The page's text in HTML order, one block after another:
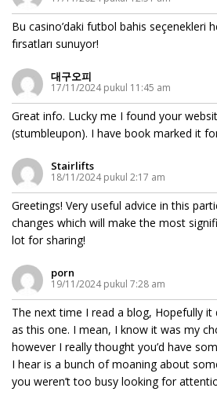
Bu casino’daki futbol bahis seçenekleri
fırsatları sunuyor!
대구오피
17/11/2024 pukul 11:45 am
Great info. Lucky me I found your
(stumbleupon). I have book marked it
Stairlifts
18/11/2024 pukul 2:17 am
Greetings! Very useful advice in this
changes which will make the most
lot for sharing!
porn
19/11/2024 pukul 7:28 am
The next time I read a blog, Hopefully it
as this one. I mean, I know it was my
however I really thought you’d have
I hear is a bunch of moaning about
you weren’t too busy looking for